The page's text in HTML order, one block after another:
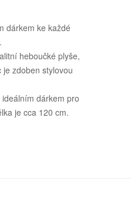
dárkem ke každé
heboučké plyše,
zdoben stylovou
dárkem pro
je cca 120 cm.